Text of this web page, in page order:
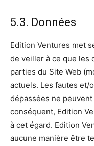
5.3. Données
Edition Ventures met
de veiller à ce que les
parties du Site Web
actuels. Les fautes et/
dépassées ne
conséquent, Edition
à cet égard. Edition
aucune manière être